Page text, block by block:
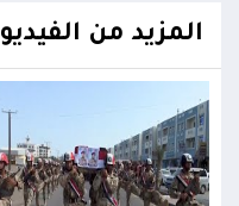
المزيد من الفيديو